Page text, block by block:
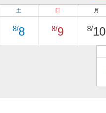
土
8/8
日
8/9
月
8/10